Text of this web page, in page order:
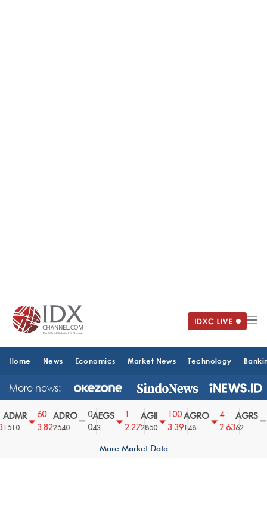
Home News Economics Market News Technology
More news:
60
3.82
ADRO
2540
AEGS
43
2.27
AGII
2850
100
3.39
AGRO
148
2.63
AGRS
62
More Market Data